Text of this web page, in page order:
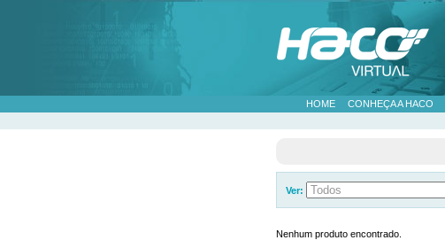
HOME CONHEÇA A HACO
Ver:
Nenhum produto encontrado.